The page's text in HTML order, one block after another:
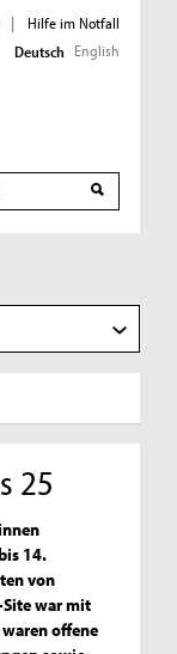
|
Hilfe im Notfall
Deutsch English
25
14.
von
war mit
offene